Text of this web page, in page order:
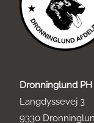
Dronninglund PH
Langdyssevej 3
9330